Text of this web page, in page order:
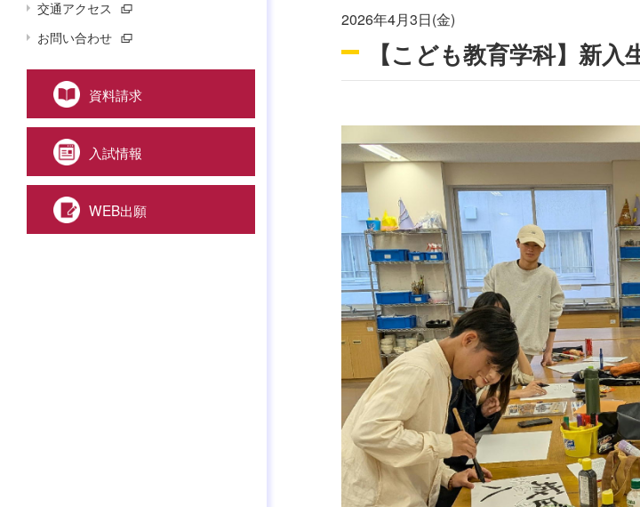
交通アクセス
お問い合わせ
資料請求
入試情報
WEB出願
2026年4月3日(金)
【こども教育学科】新